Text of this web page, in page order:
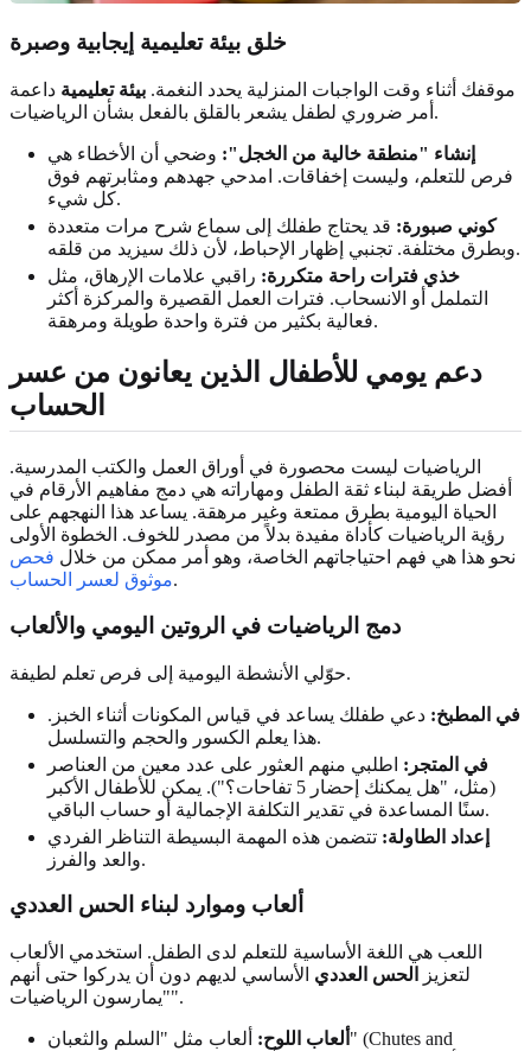
خلق بيئة تعليمية إيجابية وصبرة
موقفك أثناء وقت الواجبات المنزلية يحدد النغمة. بيئة تعليمية داعمة
أمر ضروري لطفل يشعر بالقلق بالفعل بشأن الرياضيات.
إنشاء "منطقة خالية من الخجل": وضحي أن الأخطاء هي
فرص للتعلم، وليست إخفاقات. امدحي جهدهم ومثابرتهم فوق
كل شيء.
كوني صبورة: قد يحتاج طفلك إلى سماع شرح مرات متعددة
وبطرق مختلفة. تجنبي إظهار الإحباط، لأن ذلك سيزيد من قلقه.
خذي فترات راحة متكررة: راقبي علامات الإرهاق، مثل
التململ أو الانسحاب. فترات العمل القصيرة والمركزة أكثر
فعالية بكثير من فترة واحدة طويلة ومرهقة.
دعم يومي للأطفال الذين يعانون من عسر
الحساب
الرياضيات ليست محصورة في أوراق العمل والكتب المدرسية.
أفضل طريقة لبناء ثقة الطفل ومهاراته هي دمج مفاهيم الأرقام في
الحياة اليومية بطرق ممتعة وغير مرهقة. يساعد هذا النهجهم على
رؤية الرياضيات كأداة مفيدة بدلاً من مصدر للخوف. الخطوة الأولى
نحو هذا هي فهم احتياجاتهم الخاصة، وهو أمر ممكن من خلال فحص
موثوق لعسر الحساب.
دمج الرياضيات في الروتين اليومي والألعاب
حوّلي الأنشطة اليومية إلى فرص تعلم لطيفة.
في المطبخ: دعي طفلك يساعد في قياس المكونات أثناء الخبز.
هذا يعلم الكسور والحجم والتسلسل.
في المتجر: اطلبي منهم العثور على عدد معين من العناصر
(مثل، "هل يمكنك إحضار 5 تفاحات؟"). يمكن للأطفال الأكبر
سنًا المساعدة في تقدير التكلفة الإجمالية أو حساب الباقي.
إعداد الطاولة: تتضمن هذه المهمة البسيطة التناظر الفردي
والعد والفرز.
ألعاب وموارد لبناء الحس العددي
اللعب هي اللغة الأساسية للتعلم لدى الطفل. استخدمي الألعاب
لتعزيز
الحس العددي الأساسي لديهم دون أن يدركوا حتى أنهم
"يمارسون الرياضيات".
ألعاب اللوح: ألعاب مثل "السلم والثعبان" (Chutes and